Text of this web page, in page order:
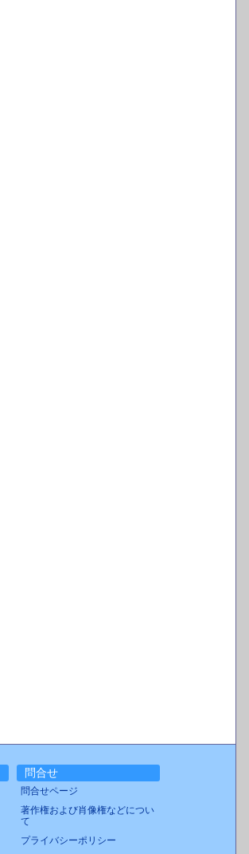
問合せ
問合せページ
著作権および肖像権などについ
て
プライバシーポリシー